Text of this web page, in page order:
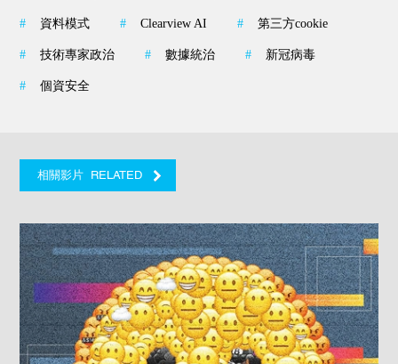
# 資料模式 # Clearview AI # 第三方cookie
# 技術專家政治 # 數據統治 # 新冠病毒
# 個資安全
相關影片 RELATED